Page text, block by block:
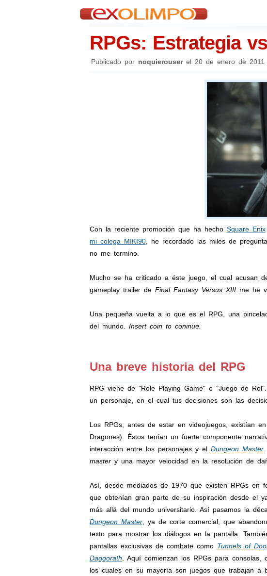
RPGs: Estrategia
Publicado por noquierouserel 20 de enero de 2011
Con la reciente promoción que ha hecho Square Enix
mi colega MIKI90, he recordado las miles de
no me termino.
Mucho se ha criticado a éste juego, el cual acusan
gameplay trailer de Final Fantasy Versus XIIIme he
Una pequeña vuelta a lo que es el RPG, una
del mundo. Insert coin to coninue.
Una breve historia del RPG
RPG viene de "Role Playing Game" o "Juego de
un personaje, en el cual tus decisiones son las
Los RPGs, antes de estar en videojuegos, existían
Dragones). Éstos tenían un fuerte componente
interacción entre los personajes y el Dungeon Master.
mastery una mayor velocidad en la resolución de
Así, desde mediados de 1970 que existen RPGs en
que obtenían gran parte de su inspiración desde el
más allá del mundo universitario. Así pasamos la
Dungeon Master, ya de corte comercial, que
texto para mostrar los diálogos en la pantalla.
pantallas exclusivas de combate como Tunnels of
Daggorath . Aquí comienzan los RPGs para consolas,
los cuales en su mayoría son juegos que trabajan a